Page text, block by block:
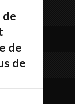
de
de